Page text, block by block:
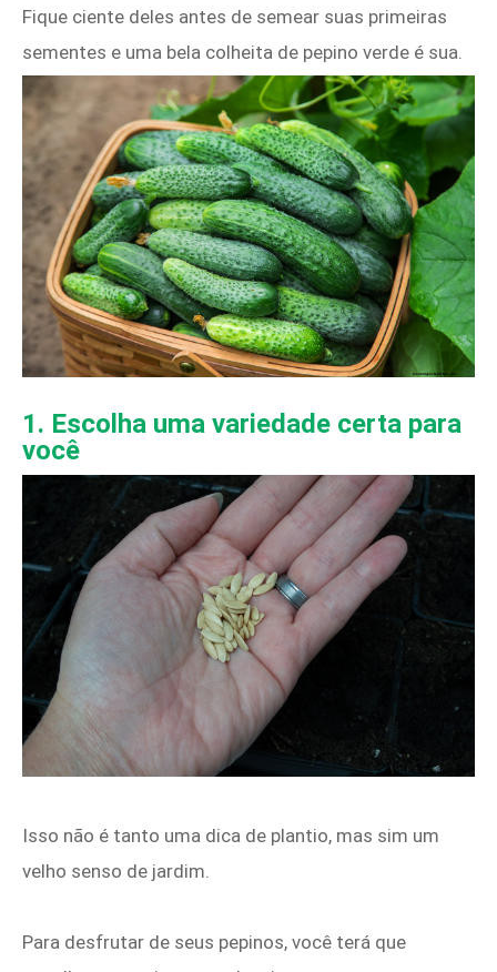
Fique ciente deles antes de semear suas primeiras
sementes e uma bela colheita de pepino verde é sua.
1. Escolha uma variedade certa para
você
Isso não é tanto uma dica de plantio, mas sim um
velho senso de jardim.
Para desfrutar de seus pepinos, você terá que